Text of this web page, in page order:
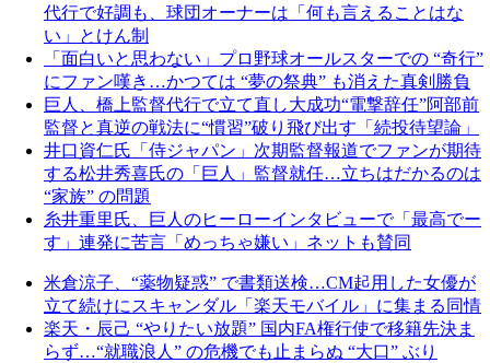
代行で好調も、球団オーナーは「何も言えることはな
い」とけん制
「面白いと思わない」プロ野球オールスターでの “奇行”
にファン嘆き…かつては “夢の祭典” も消えた真剣勝負
巨人、橋上監督代行で立て直し大成功“電撃辞任”阿部前
監督と真逆の戦法に“慣習”破り飛び出す「続投待望論」
井口資仁氏「侍ジャパン」次期監督報道でファンが期待
する松井秀喜氏の「巨人」監督就任…立ちはだかるのは
“家族” の問題
糸井重里氏、巨人のヒーローインタビューで「最高でー
す」連発に苦言「めっちゃ嫌い」ネットも賛同
米倉涼子、“薬物疑惑” で書類送検…CM起用した女優が
立て続けにスキャンダル「楽天モバイル」に集まる同情
楽天・辰己 “やりたい放題” 国内FA権行使で移籍先決ま
らず…“就職浪人” の危機でも止まらぬ “大口” ぶり